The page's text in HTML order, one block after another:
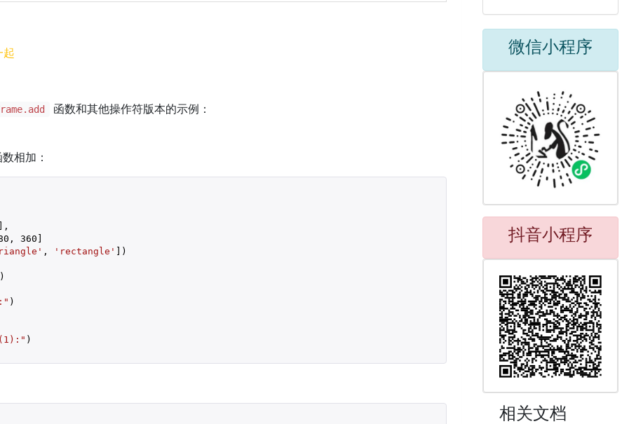
起
函数和其他操作符版本的示例：
数相加：
, 360 ]
, 'rectangle' ])
)
)
)
微信小程序
抖音小程序
相关文档